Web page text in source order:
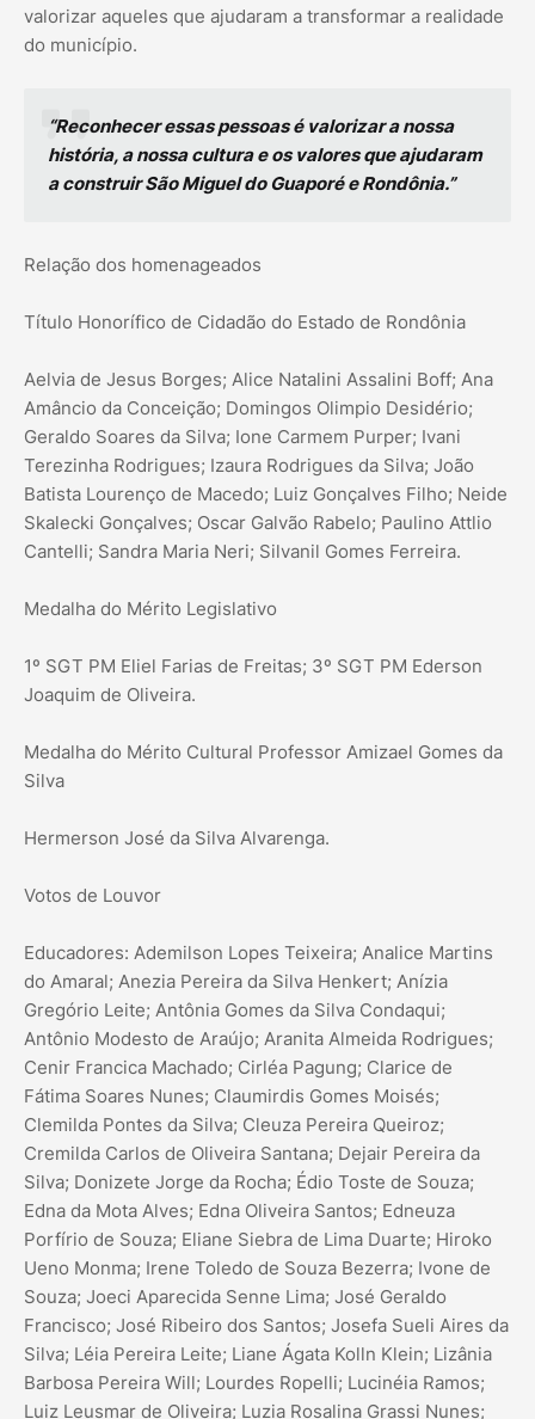
valorizar aqueles que ajudaram a transformar a realidade
do município.
“Reconhecer essas pessoas é valorizar a nossa
história, a nossa cultura e os valores que ajudaram
a construir São Miguel do Guaporé e Rondônia.”
Relação dos homenageados
Título Honorífico de Cidadão do Estado de Rondônia
Aelvia de Jesus Borges; Alice Natalini Assalini Boff; Ana
Amâncio da Conceição; Domingos Olimpio Desidério;
Geraldo Soares da Silva; Ione Carmem Purper; Ivani
Terezinha Rodrigues; Izaura Rodrigues da Silva; João
Batista Lourenço de Macedo; Luiz Gonçalves Filho; Neide
Skalecki Gonçalves; Oscar Galvão Rabelo; Paulino Attlio
Cantelli; Sandra Maria Neri; Silvanil Gomes Ferreira.
Medalha do Mérito Legislativo
1º SGT PM Eliel Farias de Freitas; 3º SGT PM Ederson
Joaquim de Oliveira.
Medalha do Mérito Cultural Professor Amizael Gomes da
Silva
Hermerson José da Silva Alvarenga.
Votos de Louvor
Educadores: Ademilson Lopes Teixeira; Analice Martins
do Amaral; Anezia Pereira da Silva Henkert; Anízia
Gregório Leite; Antônia Gomes da Silva Condaqui;
Antônio Modesto de Araújo; Aranita Almeida Rodrigues;
Cenir Francica Machado; Cirléa Pagung; Clarice de
Fátima Soares Nunes; Claumirdis Gomes Moisés;
Clemilda Pontes da Silva; Cleuza Pereira Queiroz;
Cremilda Carlos de Oliveira Santana; Dejair Pereira da
Silva; Donizete Jorge da Rocha; Édio Toste de Souza;
Edna da Mota Alves; Edna Oliveira Santos; Edneuza
Porfírio de Souza; Eliane Siebra de Lima Duarte; Hiroko
Ueno Monma; Irene Toledo de Souza Bezerra; Ivone de
Souza; Joeci Aparecida Senne Lima; José Geraldo
Francisco; José Ribeiro dos Santos; Josefa Sueli Aires da
Silva; Léia Pereira Leite; Liane Ágata Kolln Klein; Lizânia
Barbosa Pereira Will; Lourdes Ropelli; Lucinéia Ramos;
Luiz Leusmar de Oliveira; Luzia Rosalina Grassi Nunes;